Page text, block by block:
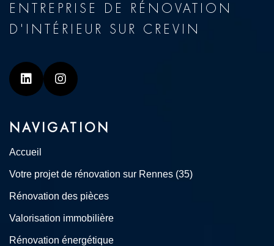
ENTREPRISE DE RÉNOVATION
D'INTÉRIEUR SUR CREVIN
Linkedin Instagram
NAVIGATION
Accueil
Votre projet de rénovation sur Rennes (35)
Rénovation des pièces
Valorisation immobilière
Rénovation énergétique